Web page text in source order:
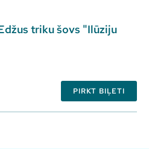
triku šovs "Ilūziju
PIRKT BIĻETI